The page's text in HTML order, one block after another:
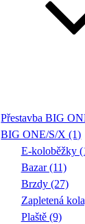
Přestavba BIG
BIG ONE/S/X (1)
E-koloběžky
Bazar (11)
Brzdy (27)
Zapletená
Plaště (9)